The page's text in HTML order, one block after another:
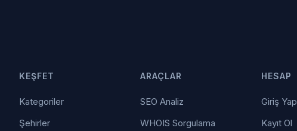
KEŞFET
Kategoriler
Şehirler
ARAÇLAR
SEO Analiz
WHOIS Sorgulama
HESAP
Giriş Yap
Kayıt Ol